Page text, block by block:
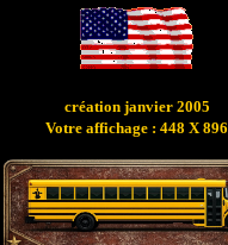
création janvier 2005
Votre affichage : 448 X 896